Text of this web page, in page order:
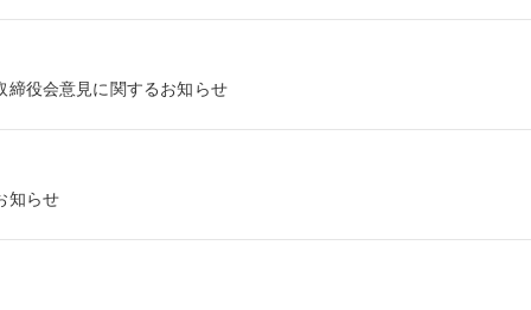
締役会意見に関するお知らせ
知らせ